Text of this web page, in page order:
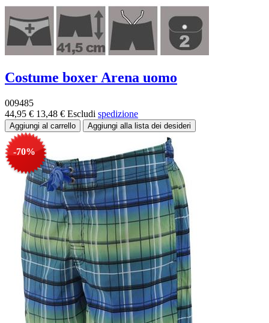
Costume boxer Arena uomo
009485
44,95 € 13,48 € Escludi spedizione
-70%